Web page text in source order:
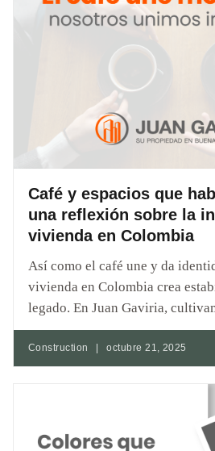
Café y espacios que
una reflexión sobre la
vivienda en Colombia
Así como el café une y da
vivienda en Colombia crea
legado. En Juan Gaviria,
Construction | octubre 21, 2025